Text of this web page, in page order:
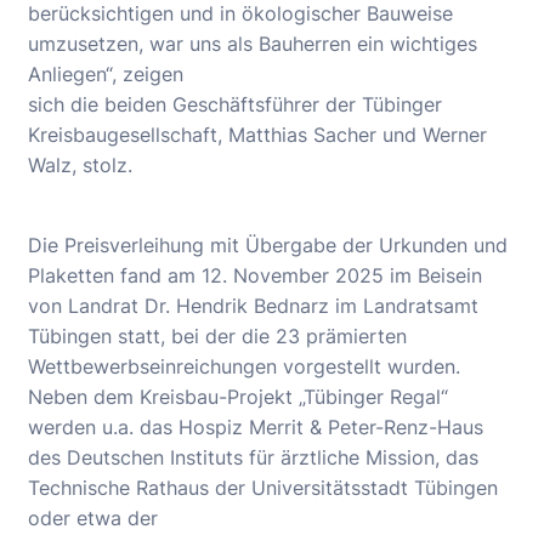
berücksichtigen und in ökologischer Bauweise
umzusetzen, war uns als Bauherren ein wichtiges
Anliegen“, zeigen
sich die beiden Geschäftsführer der Tübinger
Kreisbaugesellschaft, Matthias Sacher und Werner
Walz, stolz.
Die Preisverleihung mit Übergabe der Urkunden und
Plaketten fand am 12. November 2025 im Beisein
von Landrat Dr. Hendrik Bednarz im Landratsamt
Tübingen statt, bei der die 23 prämierten
Wettbewerbseinreichungen vorgestellt wurden.
Neben dem Kreisbau-Projekt „Tübinger Regal“
werden u.a. das Hospiz Merrit & Peter-Renz-Haus
des Deutschen Instituts für ärztliche Mission, das
Technische Rathaus der Universitätsstadt Tübingen
oder etwa der